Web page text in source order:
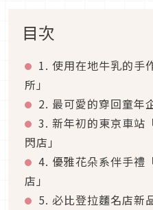
目次
1. 使用在地牛乳的手
所」
2. 最可愛的穿回童年
3. 新年初的東京車站
閃店」
4. 優雅花朵系伴手禮
店」
5. 必比登拉麵名店新